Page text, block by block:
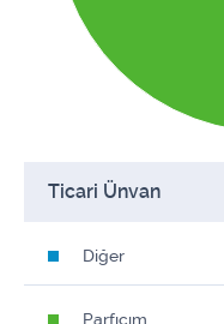
Ticari Ünvan
Diğer
Parfıcım